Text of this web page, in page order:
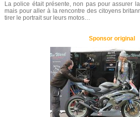
La police était présente, non pas pour assurer
mais pour aller à la rencontre des citoyens
tirer le portrait sur leurs motos…
Sponsor original